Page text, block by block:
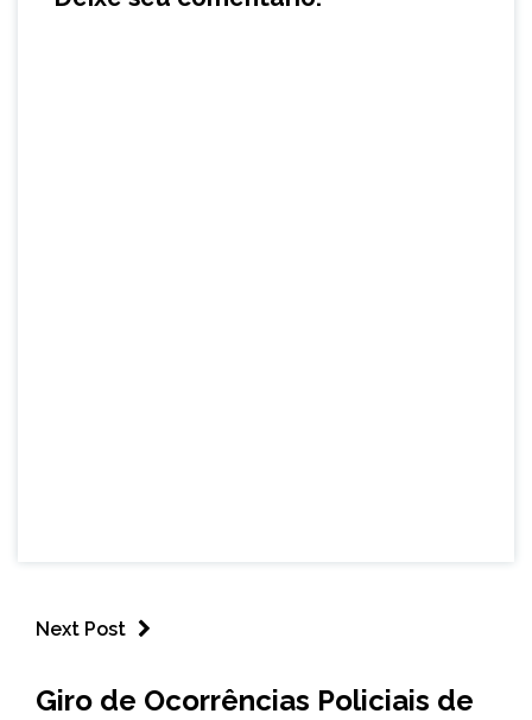
Next Post
NOTÍCIAS
Giro de Ocorrências Policiais de